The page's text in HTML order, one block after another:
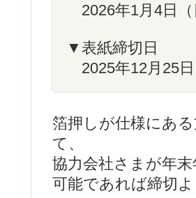
2026年1月4日（
▼表紙締切日
2025年12月25
箔押しが仕様にあ
て、
協力会社さまが年
可能であれば締切